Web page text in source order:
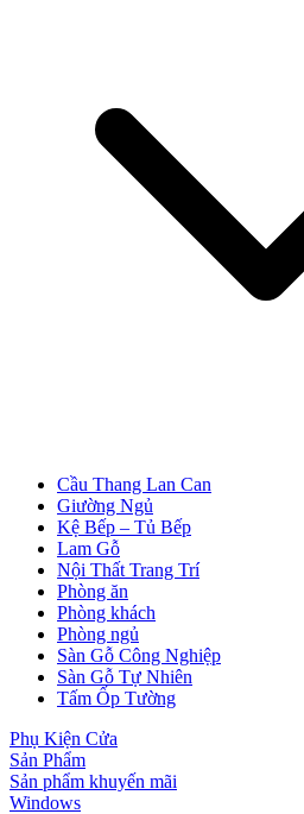
Cửa Nhựa Cao Cấp
Cửa Nhựa Giả Gỗ
Cầu Thang Lan Can
Giường Ngủ
Kệ Bếp – Tủ Bếp
Lam Gỗ
Nội Thất Trang Trí
Phòng ăn
Phòng khách
Phòng ngủ
Sàn Gỗ Công Nghiệp
Sàn Gỗ Tự Nhiên
Tấm Ốp Tường
Phụ Kiện Cửa
Sản Phẩm
Sản phẩm khuyến mãi
Windows